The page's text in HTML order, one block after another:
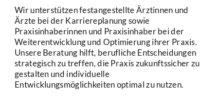
Wir unterstützen festangestellte Ärztinnen und
Ärzte bei der Karriereplanung sowie
Praxisinhaberinnen und Praxisinhaber bei der
Weiterentwicklung und Optimierung ihrer Praxis.
Unsere Beratung hilft, berufliche Entscheidungen
strategisch zu treffen, die Praxis zukunftssicher zu
gestalten und individuelle
Entwicklungsmöglichkeiten optimal zu nutzen.